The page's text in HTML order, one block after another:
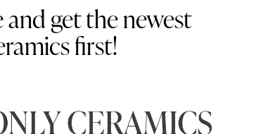
and get the newest
first!